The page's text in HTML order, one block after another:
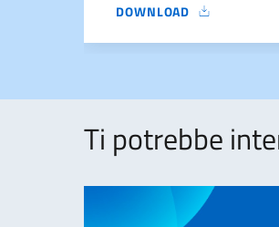
DOWNLOAD
AVVISO DI ASSUNZIONE
Ti potrebbe